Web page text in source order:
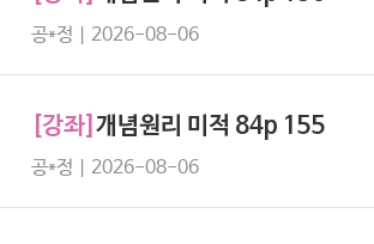
공*정 | 2026-08-06
[강좌] 개념원리 미적 84p 155
공*정 | 2026-08-06